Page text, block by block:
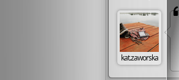
kat.zaworska